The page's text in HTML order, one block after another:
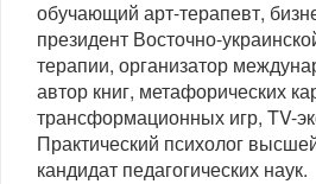
обучающий арт-терапевт,
президент Восточно-
терапии, организатор
автор книг, метафорических
трансформационных игр, TV-
Практический психолог
кандидат педагогических наук.